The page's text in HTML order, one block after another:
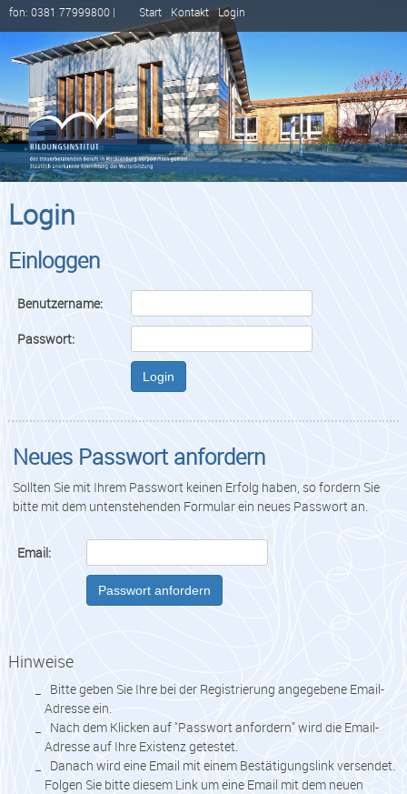
fon: 0381 77999800 | Start Kontakt Login
Login
Einloggen
Benutzername:
Passwort:
Login
Neues Passwort anfordern
Sollten Sie mit Ihrem Passwort keinen Erfolg haben, so fordern Sie
bitte mit dem untenstehenden Formular ein neues Passwort an.
Email:
Passwort anfordern
Hinweise
Bitte geben Sie Ihre bei der Registrierung angegebene Email-
Adresse ein.
Nach dem Klicken auf "Passwort anfordern" wird die Email-
Adresse auf Ihre Existenz getestet.
Danach wird eine Email mit einem Bestätigungslink versendet.
Folgen Sie bitte diesem Link um eine Email mit dem neuen